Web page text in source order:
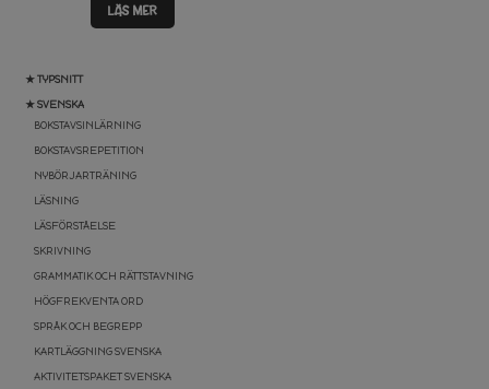
★ TYPSNITT
★ SVENSKA
BOKSTAVSINLÄRNING
BOKSTAVSREPETITION
NYBÖRJARTRÄNING
LÄSNING
LÄSFÖRSTÅELSE
SKRIVNING
GRAMMATIK OCH RÄTTSTAVNING
HÖGFREKVENTA ORD
SPRÅK OCH BEGREPP
KARTLÄGGNING SVENSKA
AKTIVITETSPAKET SVENSKA
LÄS MER